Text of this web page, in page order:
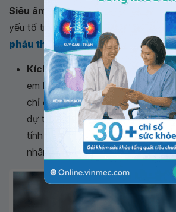
Siêu âm tim Doppler màu
phải giúp
yếu tố trước khi hướng dẫn
phẫu thuật van động mạch cảnh:
Kích thước vòng van: đặc biệt
em hoặc bệnh nhân có tạng
chỉ định thay van. Dựa vào đó
dự trù được các van nhân tạo
tính kỹ thuật mở rộng vòng van
nhân tạo cỡ lớn hơn.